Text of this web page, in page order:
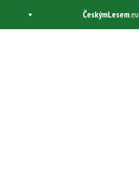
ČeskýmLesem.eu